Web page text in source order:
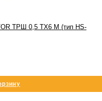
ТРШ 0,5 ТХ6 М (тип HS-